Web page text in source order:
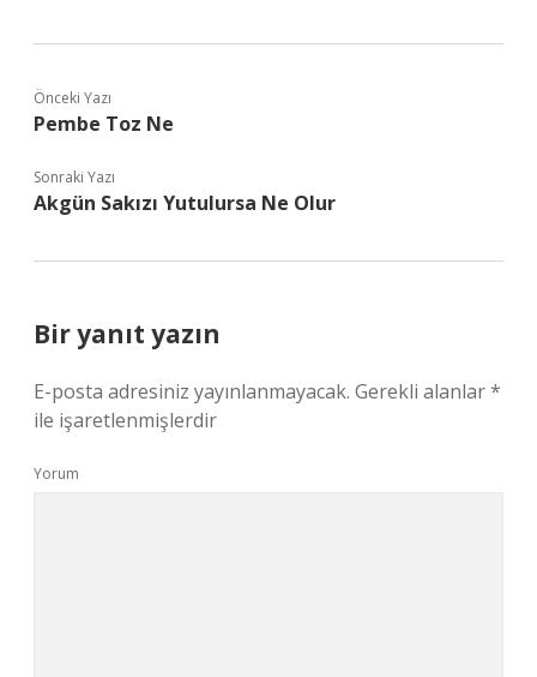
Önceki Yazı
Pembe Toz Ne
Sonraki Yazı
Akgün Sakızı Yutulursa Ne Olur
Bir yanıt yazın
E-posta adresiniz yayınlanmayacak. Gerekli alanlar*
ile işaretlenmişlerdir
Yorum